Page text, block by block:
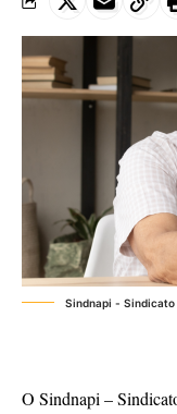
Sindnapi -
O Sindnapi –